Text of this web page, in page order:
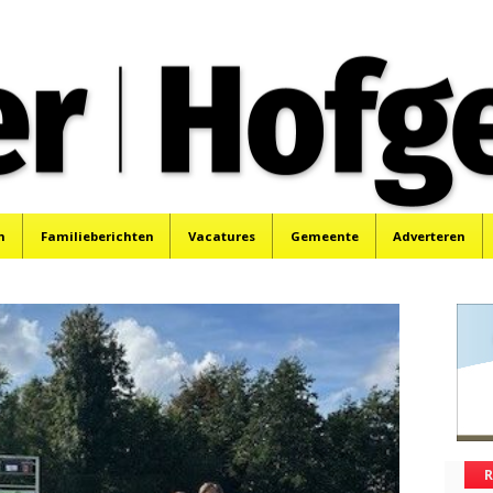
Familieberichten Vacatures Gemeente Adverteren